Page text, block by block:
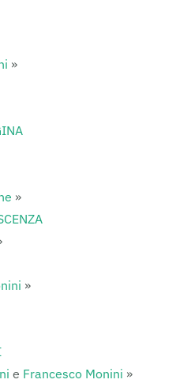
»
»
»
e Francesco Monini »